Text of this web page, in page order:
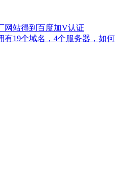
网站得到百度加V认证
有19个域名，4个服务器，如何